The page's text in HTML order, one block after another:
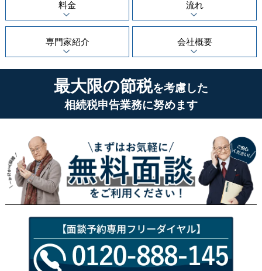
料金
流れ
専門家紹介 会社概要
最大限の節税を考慮した
相続税申告業務に努めます